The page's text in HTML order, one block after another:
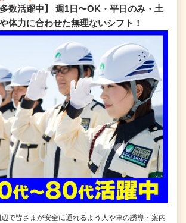
多数活躍中】 週1日〜OK・平日のみ・土
体力に合わせた無理ないシフト！
で皆さまが安全に通れるよう人や車の誘導・案内